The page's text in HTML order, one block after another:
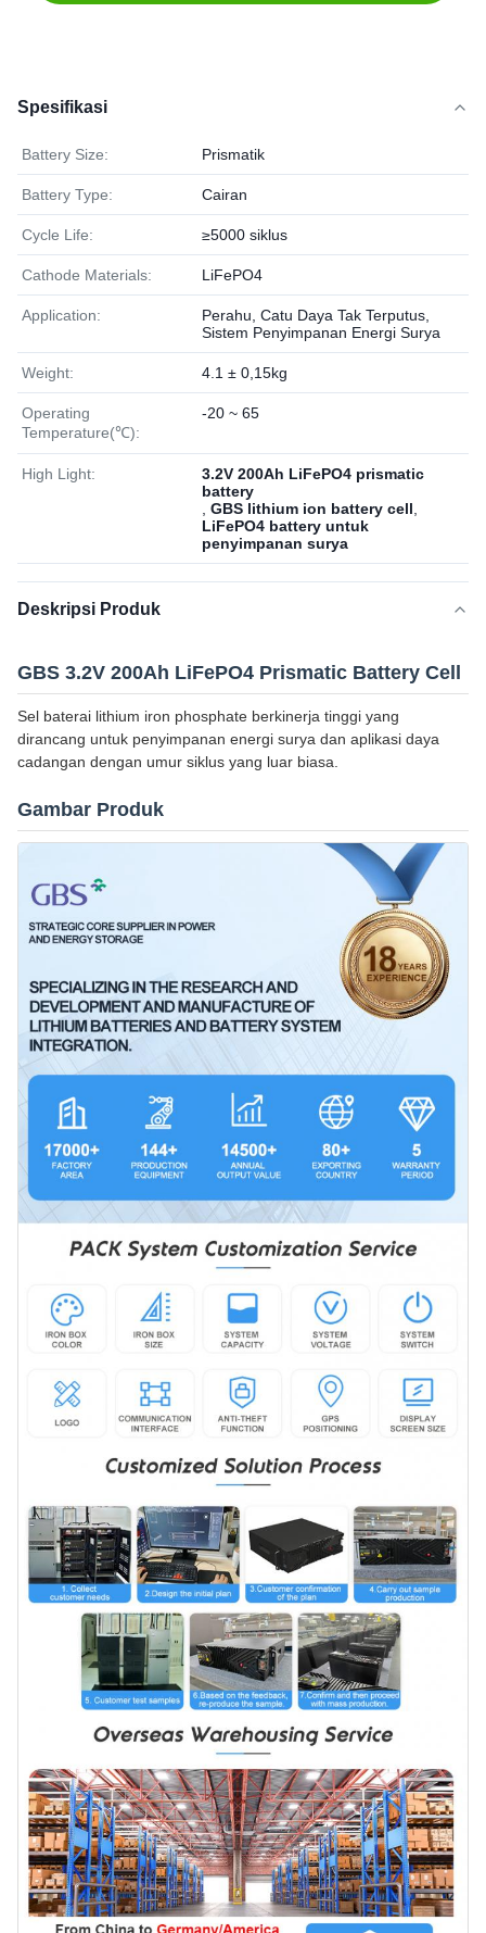
Spesifikasi
Battery Size: Prismatik
Battery Type: Cairan
Cycle Life: ≥5000 siklus
Cathode Materials: LiFePO4
Application:
Perahu, Catu Daya Tak Terputus,
Sistem Penyimpanan Energi Surya
Weight: 4.1 ± 0,15kg
Operating
Temperature(℃):
-20 ~ 65
High Light:
3.2V 200Ah LiFePO4 prismatic
battery
GBS lithium ion battery cell
LiFePO4 battery untuk
penyimpanan surya
Deskripsi Produk
GBS 3.2V 200Ah LiFePO4 Prismatic Battery Cell
Sel baterai lithium iron phosphate berkinerja tinggi yang
dirancang untuk penyimpanan energi surya dan aplikasi daya
cadangan dengan umur siklus yang luar biasa.
Gambar Produk